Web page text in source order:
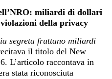
miliardi di dollari
della privacy
segreta fruttano miliardi
il titolo del New
L’articolo raccontava in
stata riconosciuta